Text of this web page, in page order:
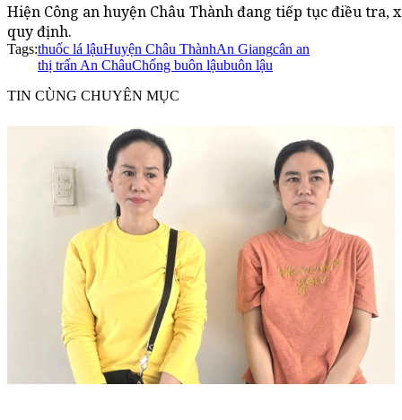
Hiện Công an huyện Châu Thành đang tiếp tục điều tra,
quy định.
Tags:thuốc lá lậuHuyện Châu ThànhAn Giangcân an
thị trấn An ChâuChống buôn lậubuôn lậu
TIN CÙNG CHUYÊN MỤC